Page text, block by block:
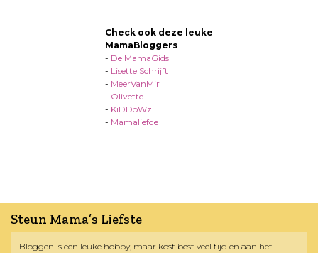
Check ook deze leuke
MamaBloggers
- De MamaGids
- Lisette Schrijft
- MeerVanMir
- Olivette
- KiDDoWz
- Mamaliefde
Steun Mama’s Liefste
Bloggen is een leuke hobby, maar kost best veel tijd en aan het